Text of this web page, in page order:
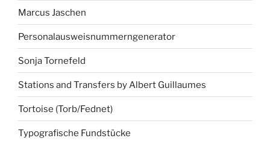
Marcus Jaschen
Personalausweisnummerngenerator
Sonja Tornefeld
Stations and Transfers by Albert Guillaumes
Tortoise (Torb/Fednet)
Typografische Fundstücke